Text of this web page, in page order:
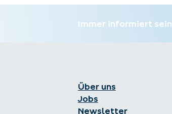
Immer informiert sein
Über uns
Jobs
Newsletter